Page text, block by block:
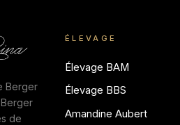
Berger
de
ÉLEVAGE
Élevage BAM
Élevage BBS
Amandine Aubert